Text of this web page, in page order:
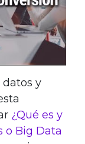
datos y
¿Qué es y
o Big Data